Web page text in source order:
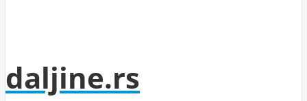
daljine.rs